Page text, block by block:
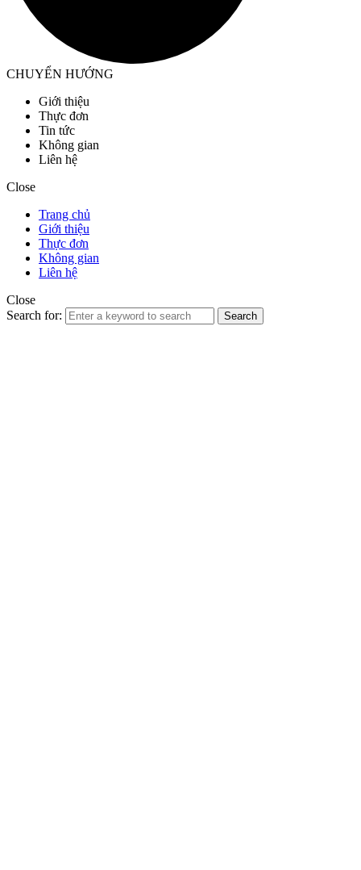
CHUYỂN HƯỚNG
Giới thiệu
Thực đơn
Tin tức
Không gian
Liên hệ
Close
Trang chủ
Giới thiệu
Thực đơn
Không gian
Liên hệ
Close
Search for:
Search